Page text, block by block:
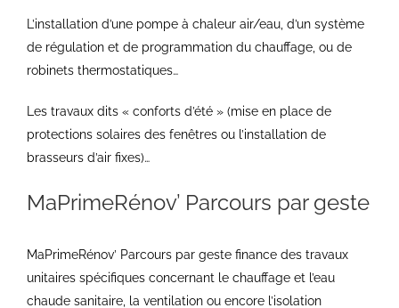
L’installation d’une pompe à chaleur air/eau, d’un système
de régulation et de programmation du chauffage, ou de
robinets thermostatiques…
Les travaux dits « conforts d’été » (mise en place de
protections solaires des fenêtres ou l’installation de
brasseurs d’air fixes)…
MaPrimeRénov’ Parcours par geste
MaPrimeRénov’ Parcours par geste finance des travaux
unitaires spécifiques concernant le chauffage et l’eau
chaude sanitaire, la ventilation ou encore l’isolation